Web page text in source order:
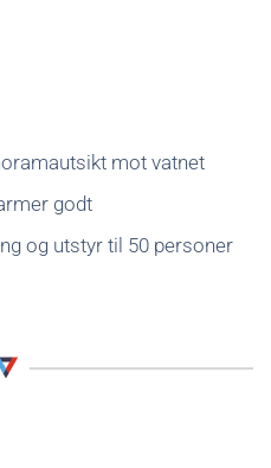
mot vatnet
godt
og utstyr til 50 personer